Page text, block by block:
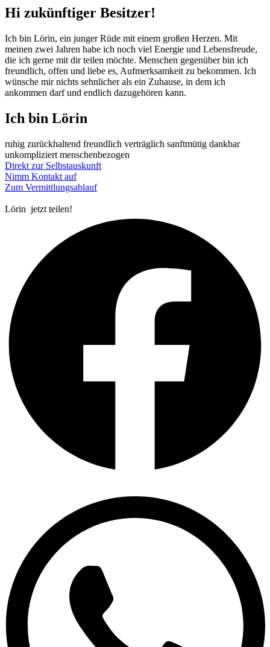
Hi zukünftiger Besitzer!
Ich bin Lörin, ein junger Rüde mit einem großen Herzen. Mit
meinen zwei Jahren habe ich noch viel Energie und Lebensfreude,
die ich gerne mit dir teilen möchte. Menschen gegenüber bin ich
freundlich, offen und liebe es, Aufmerksamkeit zu bekommen. Ich
wünsche mir nichts sehnlicher als ein Zuhause, in dem ich
ankommen darf und endlich dazugehören kann.
Ich bin Lörin
ruhig zurückhaltend freundlich verträglich sanftmütig dankbar
unkompliziert menschenbezogen
Direkt zur Selbstauskunft
Nimm Kontakt auf
Zum Vermittlungsablauf
Lörin jetzt teilen!